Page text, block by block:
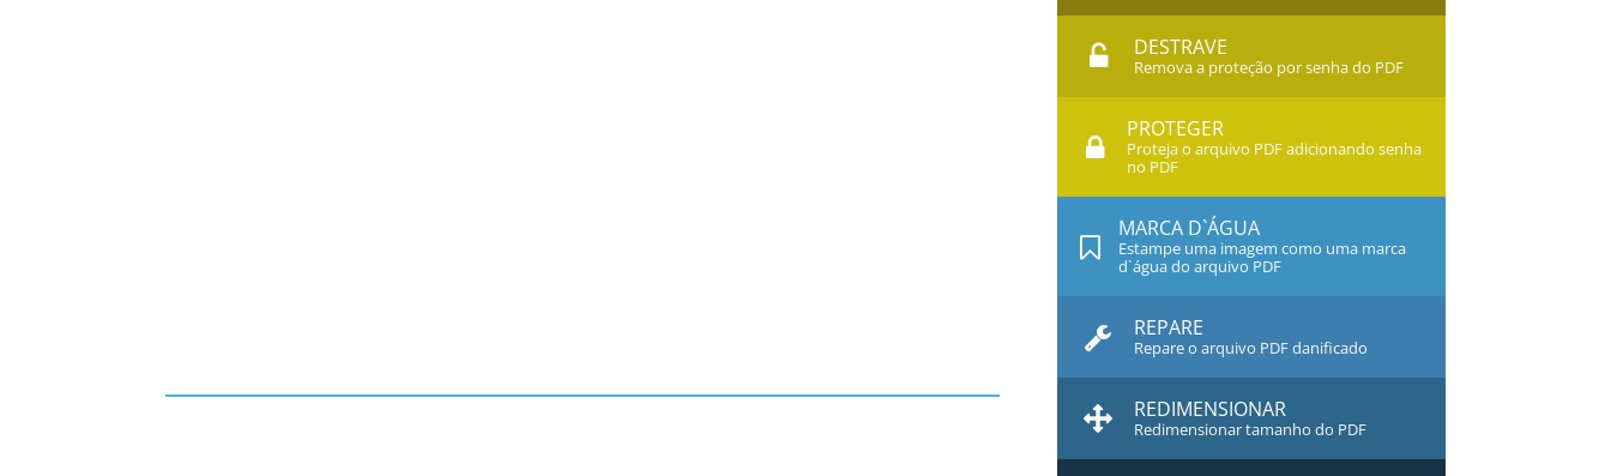
DESTRAVE
Remova a proteção por senha do PDF
PROTEGER
Proteja o arquivo PDF adicionando senha
no PDF
MARCA D`ÁGUA
Estampe uma imagem como uma marca
d`água do arquivo PDF
REPARE
Repare o arquivo PDF danificado
REDIMENSIONAR
Redimensionar tamanho do PDF